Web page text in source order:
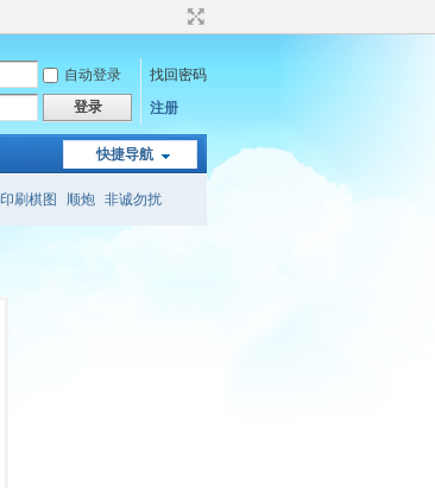
自动登录
找回密码
登录 注册
快捷导航
印刷棋图 顺炮 非诚勿扰